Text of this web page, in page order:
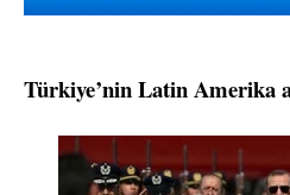
Türkiye’nin Latin Amerika